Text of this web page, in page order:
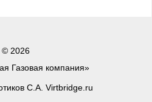
© 2026
Газовая компания»
С.А. Virtbridge.ru